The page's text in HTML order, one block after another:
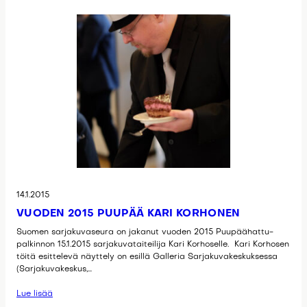
14.1.2015
VUODEN 2015 PUUPÄÄ KARI KORHONEN
Suomen sarjakuvaseura on jakanut vuoden 2015 Puupäähattu-
palkinnon 15.1.2015 sarjakuvataiteilija Kari Korhoselle. Kari Korhosen
töitä esittelevä näyttely on esillä Galleria Sarjakuvakeskuksessa
(Sarjakuvakeskus,…
Lue lisää